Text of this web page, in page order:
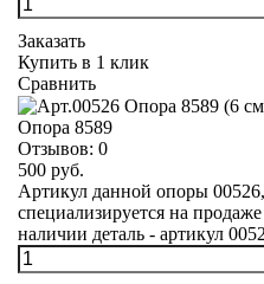
Заказать
Купить в 1 клик
Сравнить
Опора 8589
Отзывов: 0
500 руб.
Артикул данной опоры
специализируется на
наличии деталь - артикул